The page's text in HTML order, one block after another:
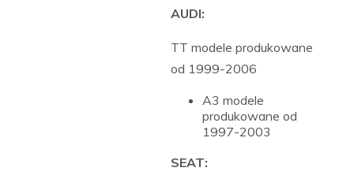
AUDI:
TT modele produkowane
od 1999-2006
A3 modele
produkowane od
1997-2003
SEAT: